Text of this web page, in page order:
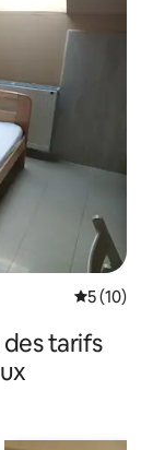
5 (10)
tarifs